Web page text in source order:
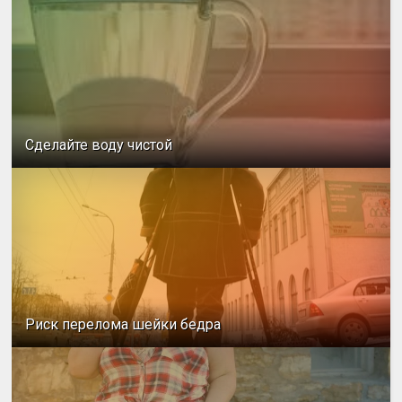
Сделайте воду чистой
Риск перелома шейки бедра